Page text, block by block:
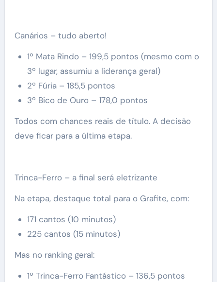
Canários – tudo aberto!
1º Mata Rindo – 199,5 pontos (mesmo com o
3º lugar, assumiu a liderança geral)
2º Fúria – 185,5 pontos
3º Bico de Ouro – 178,0 pontos
Todos com chances reais de título. A decisão
deve ficar para a última etapa.
Trinca-Ferro – a final será eletrizante
Na etapa, destaque total para o Grafite, com:
171 cantos (10 minutos)
225 cantos (15 minutos)
Mas no ranking geral:
1º Trinca-Ferro Fantástico – 136,5 pontos